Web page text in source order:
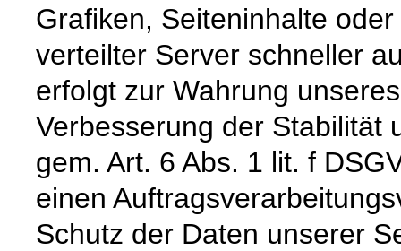
Grafiken, Seiteninhalte
verteilter Server schneller
erfolgt zur Wahrung
Verbesserung der Stabilität
gem. Art. 6 Abs. 1 lit. f
einen
Schutz der Daten unserer